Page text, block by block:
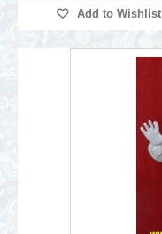
Add to Wishlist